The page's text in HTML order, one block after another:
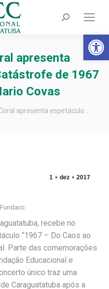
Barra de
Search:
apresenta
de 1967
Covas
apresenta espetáculo…
1 dez 2017
recebe no
“1967 – Do Caos ao
Parte das comemorações
Educacional e
único traz uma
Caraguatatuba após a